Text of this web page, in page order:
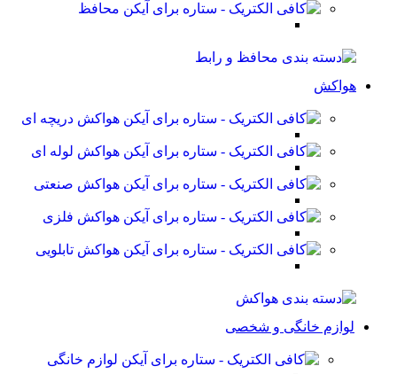
محافظ
هواکش
هواکش دریچه ای
هواکش لوله ای
هواکش صنعتی
هواکش فلزی
هواکش تابلویی
لوازم خانگی و شخصی
لوازم خانگی